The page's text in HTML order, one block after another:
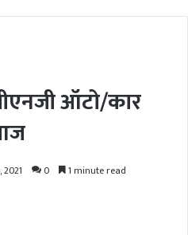
ऑटो/कार
0 1 minute read